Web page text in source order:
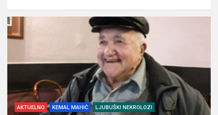
AKTUELNO KEMAL MAHIĆ LJUBUŠKI NEKROLOZI